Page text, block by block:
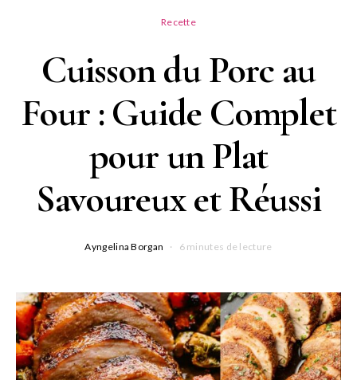
Recette
Cuisson du Porc au
Four : Guide Complet
pour un Plat
Savoureux et Réussi
Ayngelina Borgan 6 minutes de lecture